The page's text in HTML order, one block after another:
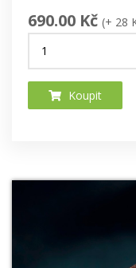
690.00 Kč (+ 28
Koupit